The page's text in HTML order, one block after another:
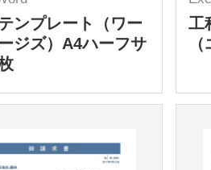
ンプレート（ワー
ジズ）A4ハーフサ
工